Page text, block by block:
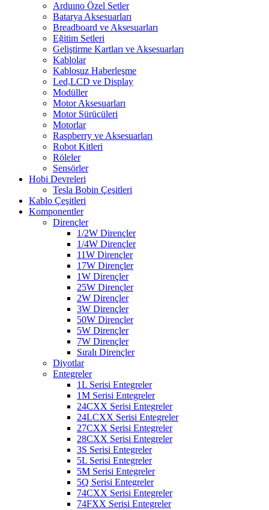
Arduıno Özel Setler
Batarya Aksesuarları
Breadboard ve Aksesuarları
Eğitim Setleri
Geliştirme Kartları ve Aksesuarları
Kablolar
Kablosuz Haberleşme
Led,LCD ve Display
Modüller
Motor Aksesuarları
Motor Sürücüleri
Motorlar
Raspberry ve Aksesuarları
Robot Kitleri
Röleler
Sensörler
Hobi Devreleri
Tesla Bobin Çeşitleri
Kablo Çeşitleri
Komponentler
Dirençler
1/2W Dirençler
1/4W Dirençler
11W Dirençler
17W Dirençler
1W Dirençler
25W Dirençler
2W Dirençler
3W Dirençler
50W Dirençler
5W Dirençler
7W Dirençler
Sıralı Dirençler
Diyotlar
Entegreler
1L Serisi Entegreler
1M Serisi Entegreler
24CXX Serisi Entegreler
24LCXX Serisi Entegreler
27CXX Serisi Entegreler
28CXX Serisi Entegreler
3S Serisi Entegreler
5L Serisi Entegreler
5M Serisi Entegreler
5Q Serisi Entegreler
74CXX Serisi Entegreler
74FXX Serisi Entegreler